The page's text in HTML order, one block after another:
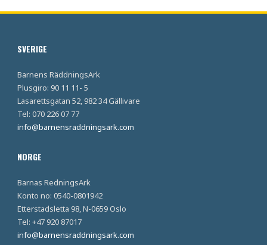
SVERIGE
Barnens RäddningsArk
Plusgiro: 90 11 11- 5
Lasarettsgatan 52, 982 34 Gällivare
Tel: 070 226 07 77
info@barnensraddningsark.com
NORGE
Barnas RedningsArk
Konto no: 0540-0801942
Etterstadsletta 98, N-0659 Oslo
Tel: +47 920 87017
info@barnensraddningsark.com